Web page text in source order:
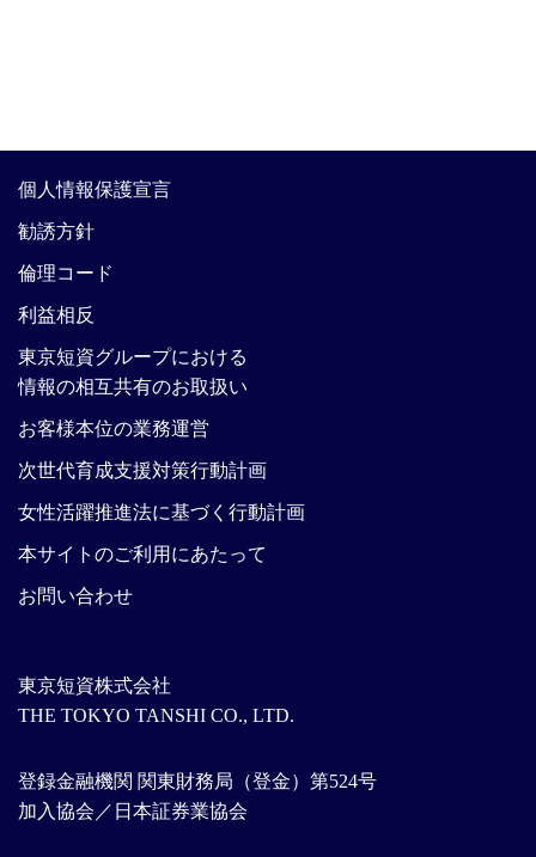
東京短資株式会社
THE TOKYO TANSHI CO., LTD.
登録金融機関 関東財務局（登金）第524号
加入協会／日本証券業協会
個人情報保護宣言
勧誘方針
倫理コード
利益相反
東京短資グループにおける
情報の相互共有のお取扱い
お客様本位の業務運営
次世代育成支援対策行動計画
女性活躍推進法に基づく行動計画
本サイトのご利用にあたって
お問い合わせ